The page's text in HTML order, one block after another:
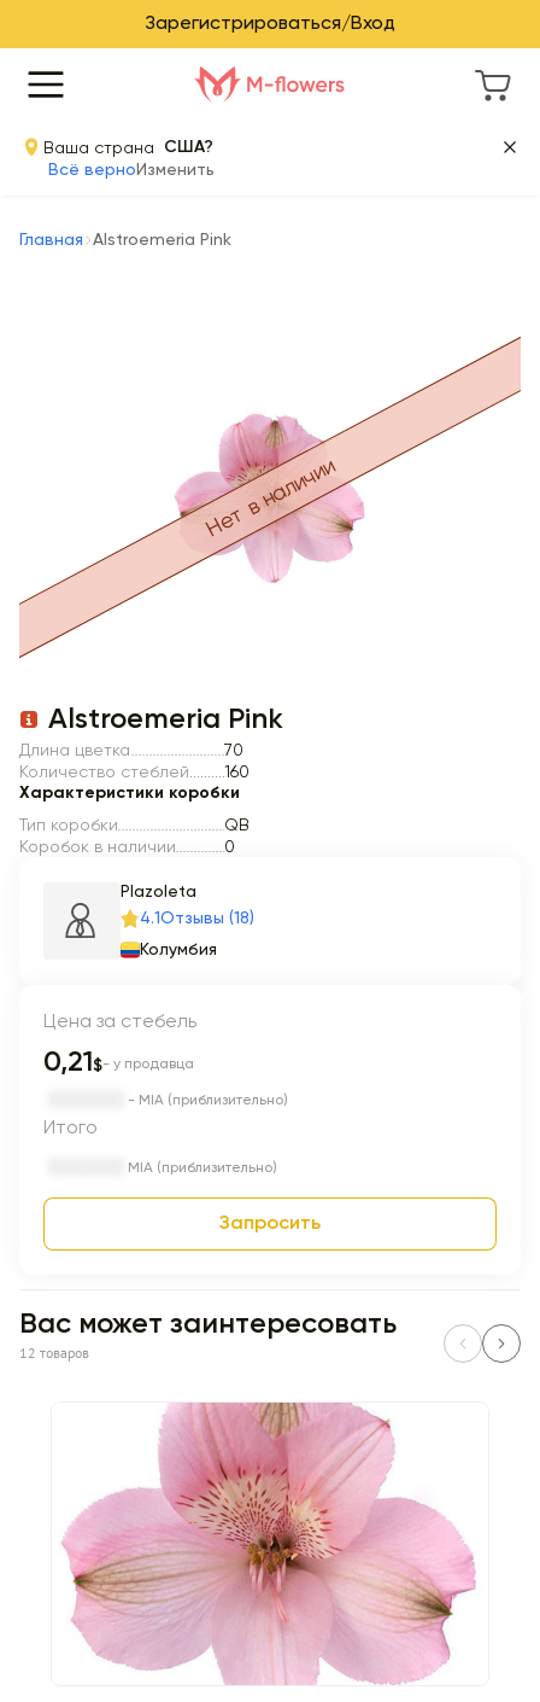
Зарегистрироваться/Вход
Ваша страна
США?
Всё верно Изменить
Главная Alstroemeria Pink
Item 1 of 1
Нет в наличии
Alstroemeria Pink
Длина цветка
70
Количество стеблей
160
Характеристики коробки
Тип коробки
QB
Коробок в наличии
0
Plazoleta
4.1Отзывы (18)
Колумбия
Цена за стебель
0,21 $- у продавца
- MIA (приблизительно)
Итого
MIA (приблизительно)
Запросить
Вас может заинтересовать
12 товаров